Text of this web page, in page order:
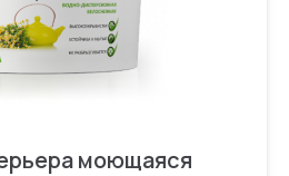
моющаяся